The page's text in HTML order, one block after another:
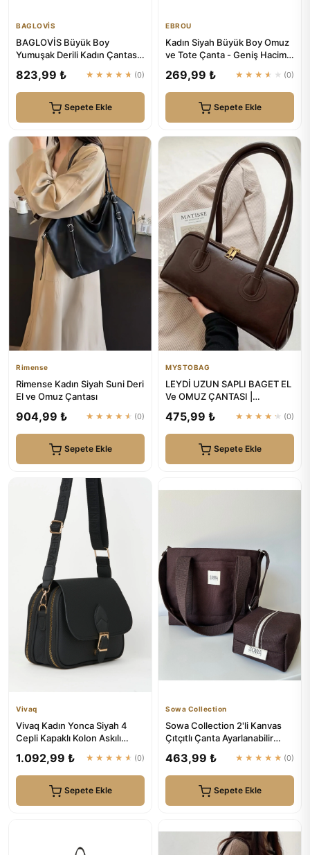
BAGLOVİS
BAGLOVİS Büyük Boy
Yumuşak Derili Kadın Çantası
823,99 ₺ ★★★★★ (0)
Sepete Ekle
EBROU
Kadın Siyah Büyük Boy Omuz
ve Tote Çanta - Geniş Hacim |
269,99 ₺ ★★★★★ (0)
Sepete Ekle
Rimense
Rimense Kadın Siyah Suni Deri
El ve Omuz Çantası
904,99 ₺ ★★★★★ (0)
Sepete Ekle
MYSTOBAG
LEYDİ UZUN SAPLI BAGET EL
Ve OMUZ ÇANTASI |
475,99 ₺ ★★★★★ (0)
Sepete Ekle
Vivaq
Vivaq Kadın Yonca Siyah 4
Cepli Kapaklı Kolon Askılı
1.092,99 ₺ ★★★★★ (0)
Sepete Ekle
Sowa Collection
Sowa Collection 2'li Kanvas
Çıtçıtlı Çanta Ayarlanabilir
463,99 ₺ ★★★★★ (0)
Sepete Ekle